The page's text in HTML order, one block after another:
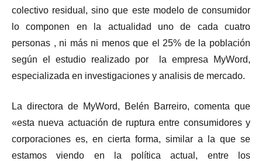
colectivo residual, sino que este modelo de consumidor
lo componen en la actualidad uno de cada cuatro
personas , ni más ni menos que el 25% de la población
según el estudio realizado por la empresa MyWord,
especializada en investigaciones y analisis de mercado.
La directora de MyWord, Belén Barreiro, comenta que
«esta nueva actuación de ruptura entre consumidores y
corporaciones es, en cierta forma, similar a la que se
estamos viendo en la política actual, entre los